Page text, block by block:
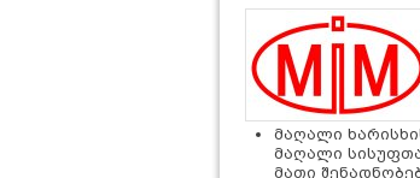
მაღალი
მაღალი
მათი